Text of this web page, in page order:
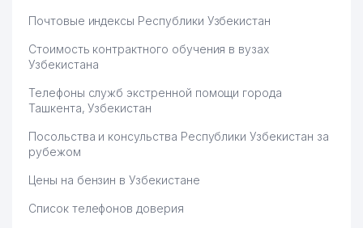
Почтовые индексы Республики Узбекистан
Стоимость контрактного обучения в вузах
Узбекистана
Телефоны служб экстренной помощи города
Ташкента, Узбекистан
Посольства и консульства Республики Узбекистан за
рубежом
Цены на бензин в Узбекистане
Список телефонов доверия